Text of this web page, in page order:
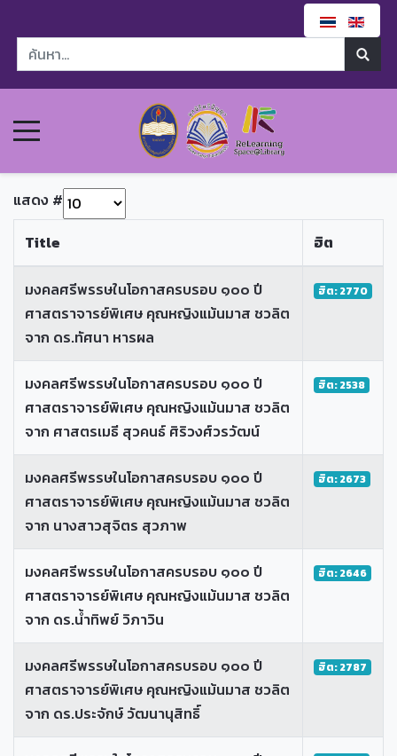
แสดง #
Title
ฮิต
มงคลศรีพรรษในโอกาสครบรอบ ๑๐๐ ปี
ศาสตราจารย์พิเศษ คุณหญิงแม้นมาส ชวลิต
จาก ดร.ทัศนา หารผล
ฮิต: 2770
มงคลศรีพรรษในโอกาสครบรอบ ๑๐๐ ปี
ศาสตราจารย์พิเศษ คุณหญิงแม้นมาส ชวลิต
จาก ศาสตรเมธี สุวคนธ์ ศิริวงศ์วรวัฒน์
ฮิต: 2538
มงคลศรีพรรษในโอกาสครบรอบ ๑๐๐ ปี
ศาสตราจารย์พิเศษ คุณหญิงแม้นมาส ชวลิต
จาก นางสาวสุจิตร สุวภาพ
ฮิต: 2673
มงคลศรีพรรษในโอกาสครบรอบ ๑๐๐ ปี
ศาสตราจารย์พิเศษ คุณหญิงแม้นมาส ชวลิต
จาก ดร.น้ำทิพย์ วิภาวิน
ฮิต: 2646
มงคลศรีพรรษในโอกาสครบรอบ ๑๐๐ ปี
ศาสตราจารย์พิเศษ คุณหญิงแม้นมาส ชวลิต
จาก ดร.ประจักษ์ วัฒนานุสิทธิ์
ฮิต: 2787